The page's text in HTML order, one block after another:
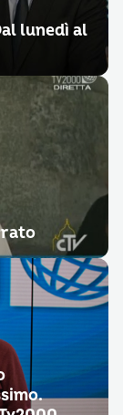
lunedì al